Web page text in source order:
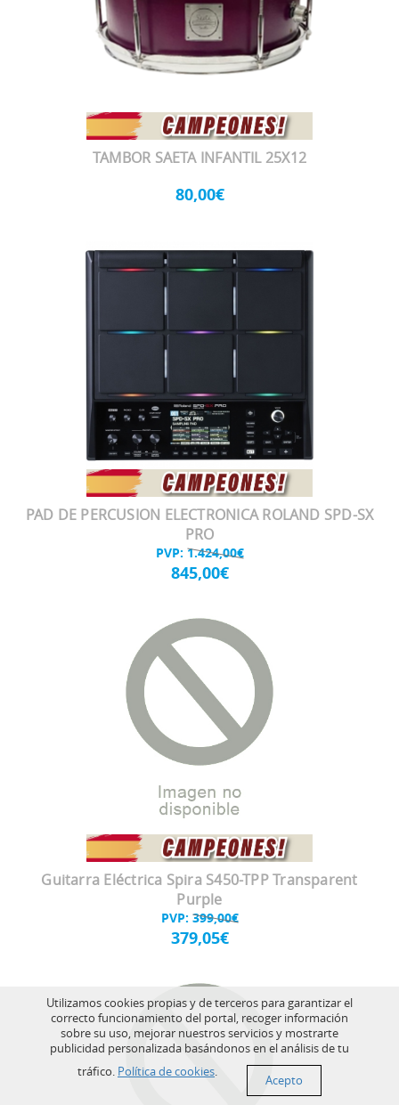
TAMBOR SAETA INFANTIL 25X12
80,00€
PAD DE PERCUSION ELECTRONICA ROLAND SPD-SX
PRO
PVP: 1.424,00€
845,00€
Guitarra Eléctrica Spira S450-TPP Transparent
Purple
PVP: 399,00€
379,05€
Utilizamos cookies propias y de terceros para garantizar el
correcto funcionamiento del portal, recoger información
sobre su uso, mejorar nuestros servicios y mostrarte
publicidad personalizada basándonos en el análisis de tu
tráfico. Política de cookies.
Acepto